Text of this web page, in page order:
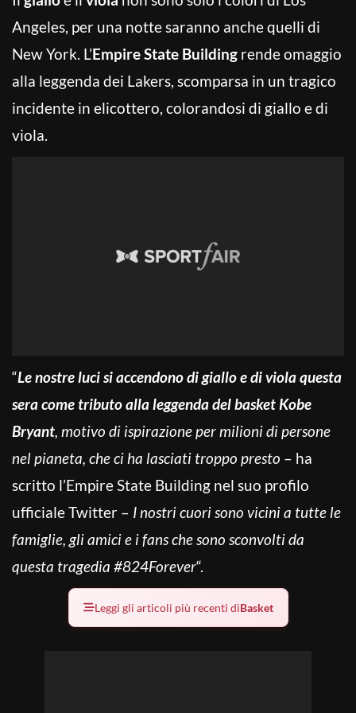
Angeles, per una notte saranno anche quelli di
New York. L’Empire State Building rende omaggio
alla leggenda dei Lakers, scomparsa in un tragico
incidente in elicottero, colorandosi di giallo e di
viola.
“Le nostre luci si accendono di giallo e di viola questa
sera come tributo alla leggenda del basket Kobe
Bryant, motivo di ispirazione per milioni di persone
nel pianeta, che ci ha lasciati troppo presto – ha
scritto l’Empire State Building nel suo profilo
ufficiale Twitter – I nostri cuori sono vicini a tutte le
famiglie, gli amici e i fans che sono sconvolti da
questa tragedia #824Forever“.
Leggi gli articoli più recenti diBasket